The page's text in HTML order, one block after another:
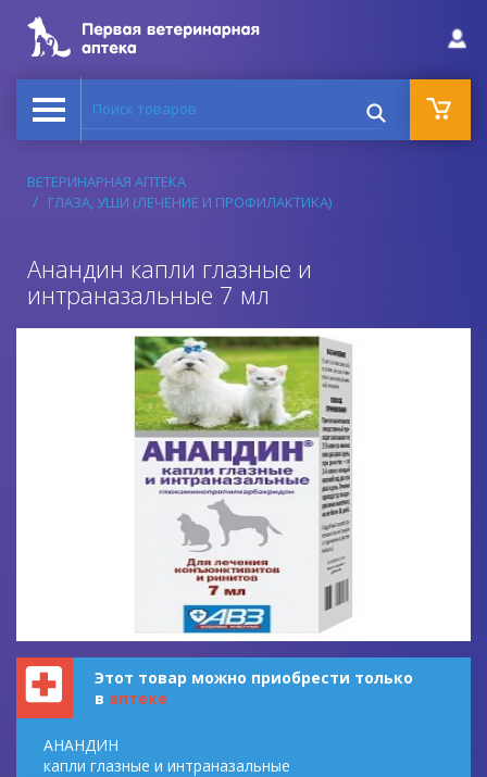
Поиск товаров
ВЕТЕРИНАРНАЯ АПТЕКА
ГЛАЗА, УШИ (ЛЕЧЕНИЕ И ПРОФИЛАКТИКА)
Анандин капли глазные и
интраназальные 7 мл
Этот товар можно приобрести только
в аптеке
АНАНДИН
капли глазные и интраназальные